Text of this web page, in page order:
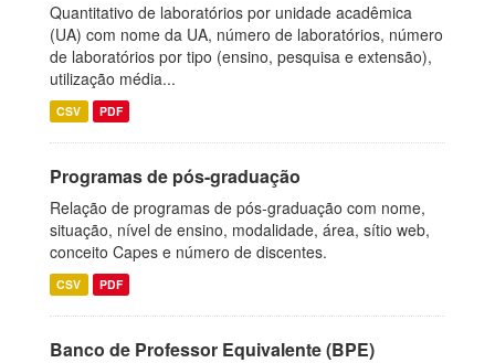
Quantitativo de laboratórios por unidade acadêmica
(UA) com nome da UA, número de laboratórios, número
de laboratórios por tipo (ensino, pesquisa e extensão),
utilização média...
CSV PDF
Programas de pós-graduação
Relação de programas de pós-graduação com nome,
situação, nível de ensino, modalidade, área, sítio web,
conceito Capes e número de discentes.
CSV PDF
Banco de Professor Equivalente (BPE)